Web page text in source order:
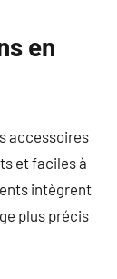
en
accessoires
et faciles à
intègrent
plus précis